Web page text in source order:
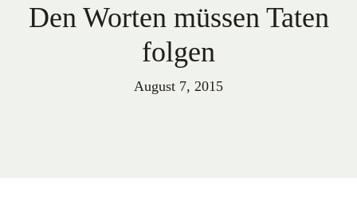
Den Worten müssen Taten
folgen
August 7, 2015